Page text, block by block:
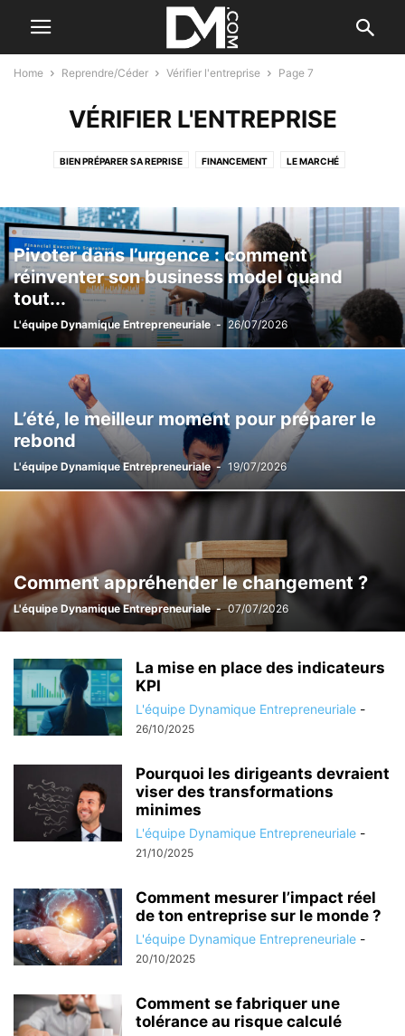
Home Reprendre/Céder Vérifier l'entreprise Page 7
VÉRIFIER L'ENTREPRISE
BIEN PRÉPARER SA REPRISE FINANCEMENT LE MARCHÉ
Pivoter dans l’urgence : comment
réinventer son business model quand
tout...
L'équipe Dynamique Entrepreneuriale - 26/07/2026
L’été, le meilleur moment pour préparer le
rebond
L'équipe Dynamique Entrepreneuriale - 19/07/2026
Comment appréhender le changement ?
L'équipe Dynamique Entrepreneuriale - 07/07/2026
La mise en place des indicateurs
KPI
L'équipe Dynamique Entrepreneuriale -
26/10/2025
Pourquoi les dirigeants devraient
viser des transformations
minimes
L'équipe Dynamique Entrepreneuriale -
21/10/2025
Comment mesurer l’impact réel
de ton entreprise sur le monde ?
L'équipe Dynamique Entrepreneuriale -
20/10/2025
Comment se fabriquer une
tolérance au risque calculé